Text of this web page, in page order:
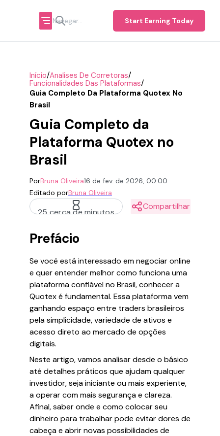
Start Earning Today
Início/Analises De Corretoras/
Funcionalidades Das Plataformas/
Guia Completo Da Plataforma Quotex No
Brasil
Guia Completo da
Plataforma Quotex no
Brasil
PorBruna Oliveira16 de fev. de 2026, 00:00
Editado porBruna Oliveira
25 cerca de minutos
Compartilhar
Prefácio
Se você está interessado em negociar online
e quer entender melhor como funciona uma
plataforma confiável no Brasil, conhecer a
Quotex é fundamental. Essa plataforma vem
ganhando espaço entre traders brasileiros
pela simplicidade, variedade de ativos e
acesso direto ao mercado de opções
digitais.
Neste artigo, vamos analisar desde o básico
até detalhes práticos que ajudam qualquer
investidor, seja iniciante ou mais experiente,
a operar com mais segurança e clareza.
Afinal, saber onde e como colocar seu
dinheiro para trabalhar pode evitar dores de
cabeça e abrir novas possibilidades de